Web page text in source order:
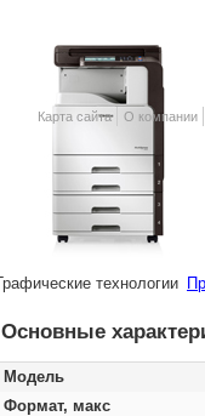
Карта сайта О компании
Графические технологии
Основные
Модель
Формат, макс